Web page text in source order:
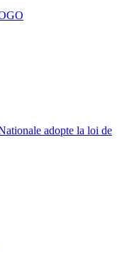
adopte la loi de